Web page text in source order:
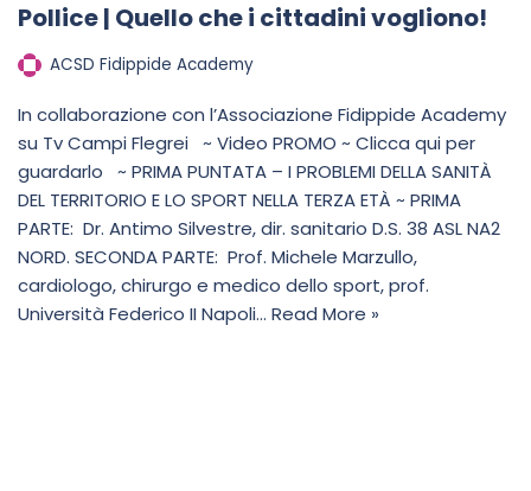
Pollice | Quello che i cittadini vogliono!
ACSD Fidippide Academy
In collaborazione con l’Associazione Fidippide Academy
su Tv Campi Flegrei ~ Video PROMO ~ Clicca qui per
guardarlo ~ PRIMA PUNTATA – I PROBLEMI DELLA SANITÀ
DEL TERRITORIO E LO SPORT NELLA TERZA ETÀ ~ PRIMA
PARTE: Dr. Antimo Silvestre, dir. sanitario D.S. 38 ASL NA2
NORD. SECONDA PARTE: Prof. Michele Marzullo,
cardiologo, chirurgo e medico dello sport, prof.
Università Federico II Napoli… Read More »